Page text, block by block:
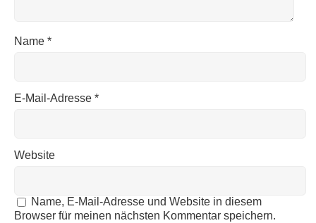
Name *
E-Mail-Adresse *
Website
Name, E-Mail-Adresse und Website in diesem
Browser für meinen nächsten Kommentar speichern.